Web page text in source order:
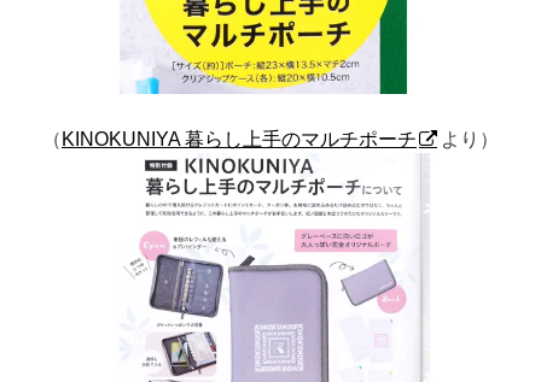
（KINOKUNIYA 暮らし上手のマルチポーチ より）